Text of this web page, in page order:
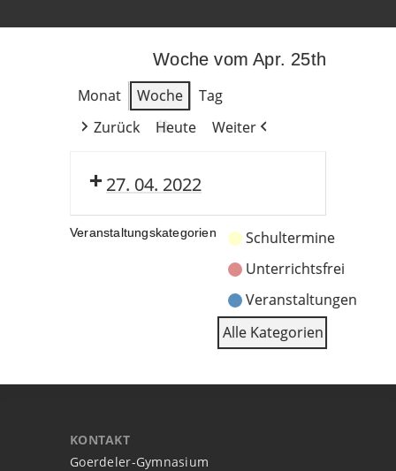
Woche vom Apr. 25th
Monat
Woche
Tag
Zurück
Heute Weiter
27. 04. 2022
Veranstaltungskategorien
Schultermine
Unterrichtsfrei
Veranstaltungen
Alle Kategorien
KONTAKT
Goerdeler-Gymnasium